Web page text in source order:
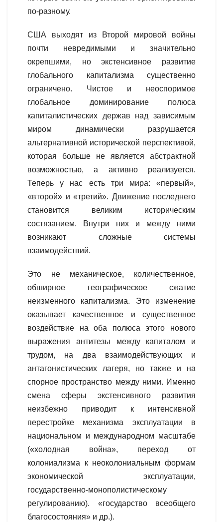
по-разному.
США выходят из Второй мировой войны
почти невредимыми и значительно
окрепшими, но экстенсивное развитие
глобального капитализма существенно
ограничено. Чистое и неоспоримое
глобальное доминирование полюса
капиталистических держав над зависимым
миром динамически разрушается
альтернативной исторической перспективой,
которая больше не является абстрактной
возможностью, а активно реализуется.
Теперь у нас есть три мира: «первый»,
«второй» и «третий». Движение последнего
становится великим историческим
состязанием. Внутри них и между ними
возникают сложные системы
взаимодействий.
Это не механическое, количественное,
обширное географическое сжатие
неизменного капитализма. Это изменение
оказывает качественное и существенное
воздействие на оба полюса этого нового
выражения антитезы между капиталом и
трудом, на два взаимодействующих и
антагонистических лагеря, но также и на
спорное пространство между ними. Именно
смена сферы экстенсивного развития
неизбежно приводит к интенсивной
перестройке механизма эксплуатации в
национальном и международном масштабе
(«холодная война», переход от
колониализма к неоколониальным формам
экономической эксплуатации,
государственно-монополистическому
регулированию). «государство всеобщего
благосостояния» и др.).